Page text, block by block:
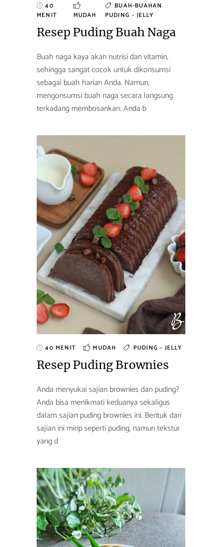
40
MENIT
MUDAH
BUAH-BUAHAN
PUDING - JELLY
Resep Puding Buah Naga
Buah naga kaya akan nutrisi dan vitamin,
sehingga sangat cocok untuk dikonsumsi
sebagai buah harian Anda. Namun,
mengonsumsi buah naga secara langsung
terkadang membosankan. Anda b
40 MENIT MUDAH PUDING - JELLY
Resep Puding Brownies
Anda menyukai sajian brownies dan puding?
Anda bisa menikmati keduanya sekaligus
dalam sajian puding brownies ini. Bentuk dari
sajian ini mirip seperti puding, namun tekstur
yang d